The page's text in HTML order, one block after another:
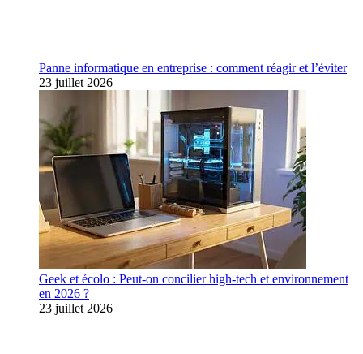
Panne informatique en entreprise : comment réagir et l’éviter
23 juillet 2026
Geek et écolo : Peut-on concilier high-tech et environnement
en 2026 ?
23 juillet 2026